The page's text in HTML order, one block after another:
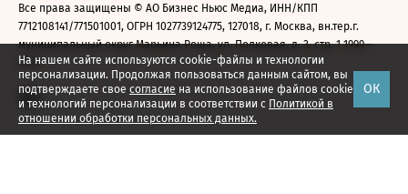
На нашем сайте используются cookie-файлы и технологии
персонализации. Продолжая пользоваться данным сайтом, вы
подтверждаете свое согласие на использование файлов cookie
и технологий персонализации в соответствии с Политикой в
отношении обработки персональных данных.
ОК
Все права защищены © АО Бизнес Ньюс Медиа, ИНН/КПП
7712108141/771501001, ОГРН 1027739124775, 127018, г. Москва, вн.тер.г.
муниципальный округ Марьина Роща, ул. Полковая, д. 3, стр. 1 1999—
2026